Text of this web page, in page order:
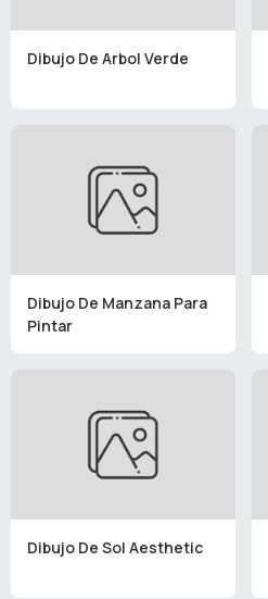
Dibujo De Arbol Verde
Dibujo De Manzana Para
Pintar
Dibujo De Sol Aesthetic